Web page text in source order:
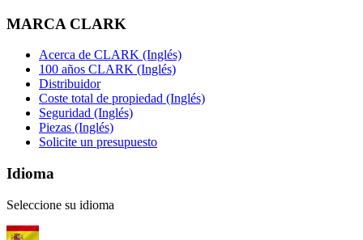
MARCA CLARK
Acerca de CLARK (Inglés)
100 años CLARK (Inglés)
Distribuidor
Coste total de propiedad (Inglés)
Seguridad (Inglés)
Piezas (Inglés)
Solicite un presupuesto
Idioma
Seleccione su idioma